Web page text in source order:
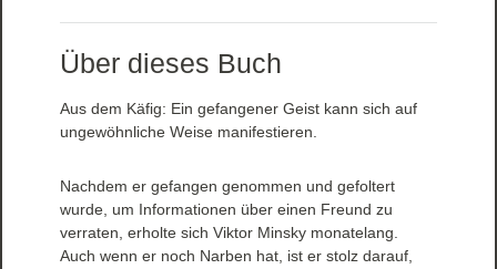
Über dieses Buch
Aus dem Käfig: Ein gefangener Geist kann sich auf
ungewöhnliche Weise manifestieren.
Nachdem er gefangen genommen und gefoltert
wurde, um Informationen über einen Freund zu
verraten, erholte sich Viktor Minsky monatelang.
Auch wenn er noch Narben hat, ist er stolz darauf,